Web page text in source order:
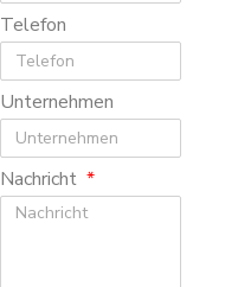
Telefon
Unternehmen
Nachricht